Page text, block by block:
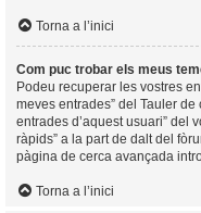
Torna a l’inici
Com puc trobar els meus
Podeu recuperar les vostres
meves entrades” del Tauler de
entrades d’aquest usuari” del
ràpids” a la part de dalt del
pàgina de cerca avançada
Torna a l’inici